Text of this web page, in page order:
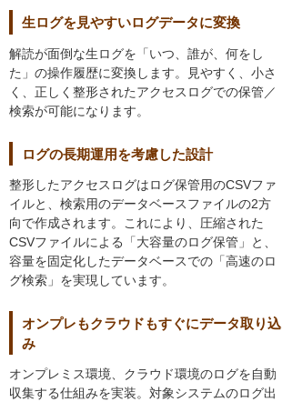
生ログを見やすいログデータに変換
解読が面倒な生ログを「いつ、誰が、何をし
た」の操作履歴に変換します。見やすく、小さ
く、正しく整形されたアクセスログでの保管／
検索が可能になります。
ログの長期運用を考慮した設計
整形したアクセスログはログ保管用のCSVファ
イルと、検索用のデータベースファイルの2方
向で作成されます。これにより、圧縮された
CSVファイルによる「大容量のログ保管」と、
容量を固定化したデータベースでの「高速のロ
グ検索」を実現しています。
オンプレもクラウドもすぐにデータ取り込
み
オンプレミス環境、クラウド環境のログを自動
収集する仕組みを実装。対象システムのログ出